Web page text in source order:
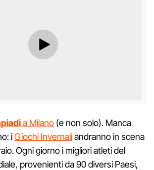
a Milano (e non solo). Manca
iGiochi Invernaliandranno in scena
Ogni giorno i migliori atleti del
provenienti da 90 diversi Paesi,